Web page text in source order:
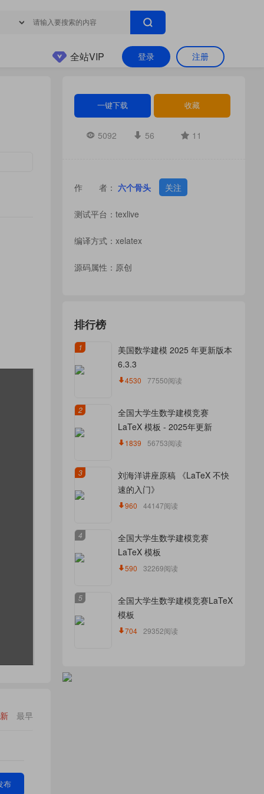
登录 注册
全站VIP
最早
布
一键下载 收藏
5092 56 11
作 者： 六个骨头 关注
测试平台：texlive
编译方式：xelatex
源码属性：原创
排行榜
1
美国数学建模 2025 年更新版本
6.3.3
4530 77550阅读
2
全国大学生数学建模竞赛
LaTeX 模板 - 2025年更新
1839 56753阅读
3
刘海洋讲座原稿 《LaTeX 不快
速的入门》
960 44147阅读
4
全国大学生数学建模竞赛
LaTeX 模板
590 32269阅读
5
全国大学生数学建模竞赛LaTeX
模板
704 29352阅读